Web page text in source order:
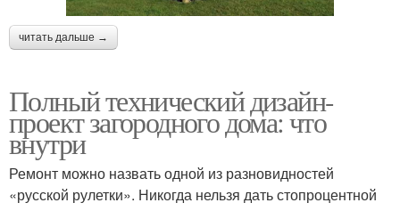
читать дальше →
Полный технический дизайн-
проект загородного дома: что
внутри
Ремонт можно назвать одной из разновидностей
«русской рулетки». Никогда нельзя дать стопроцентной